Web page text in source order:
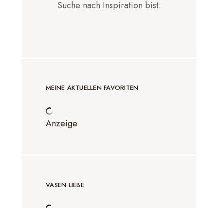
Suche nach Inspiration bist.
MEINE AKTUELLEN FAVORITEN
Anzeige
VASEN LIEBE